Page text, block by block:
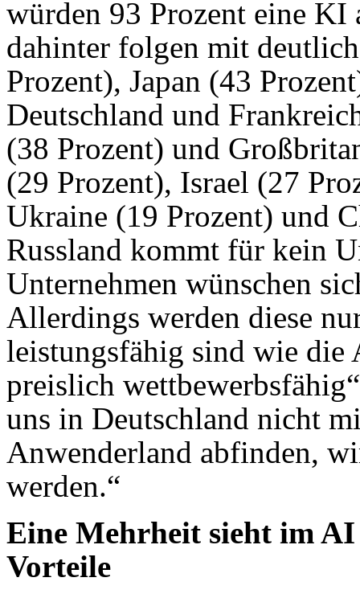
würden 93 Prozent eine KI
dahinter folgen mit
Prozent), Japan (43
Deutschland und
(38 Prozent) und
(29 Prozent), Israel (27
Ukraine (19 Prozent) und
Russland kommt für kein
Unternehmen wünschen
Allerdings werden diese
leistungsfähig sind wie die
preislich
uns in Deutschland nicht
Anwenderland abfinden,
werden.“
Eine Mehrheit sieht im
Vorteile